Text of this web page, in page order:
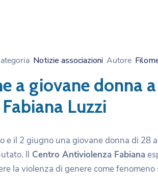
Notizie associazioni Autore
a giovane donna
Luzzi
e il 2 giugno una giovane donna di 28
Il Centro Antiviolenza Fabiana
la violenza di genere come